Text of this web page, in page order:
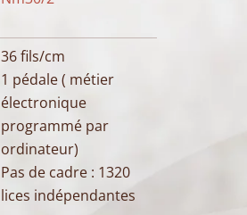
36 fils/cm
1 pédale ( métier
électronique
programmé par
ordinateur)
Pas de cadre : 1320
lices indépendantes